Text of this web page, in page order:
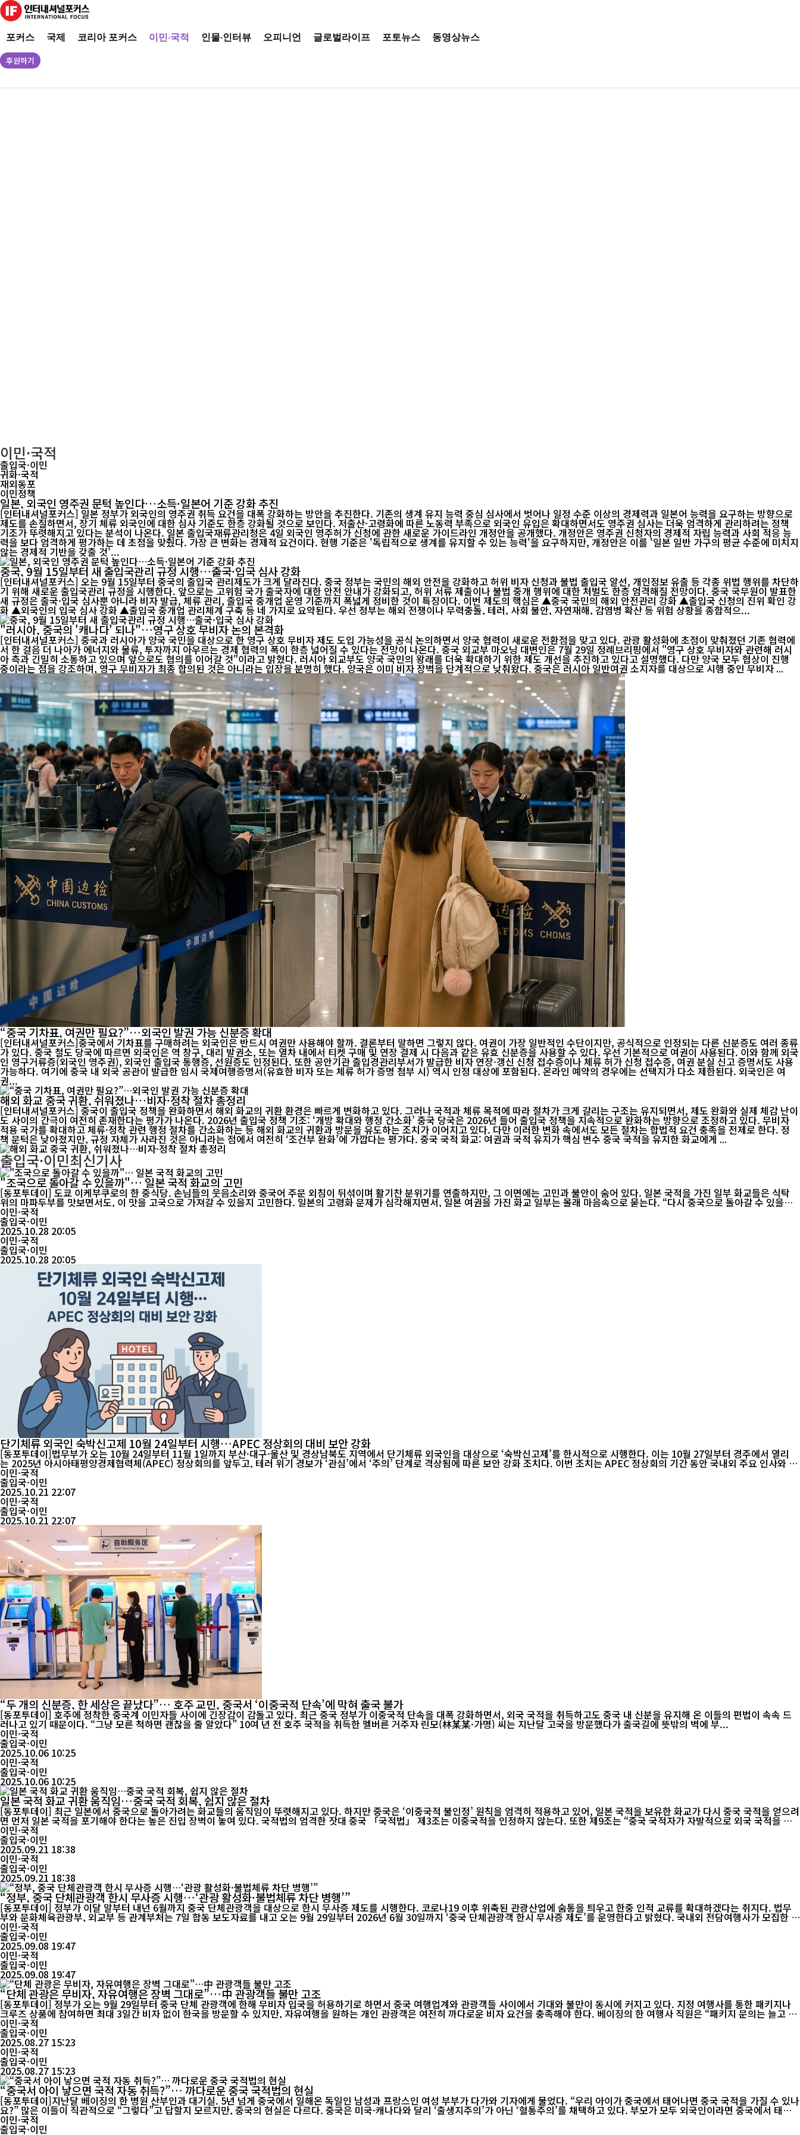
포커스 국제 코리아 포커스 이민·국적 인물·인터뷰 오피니언 글로벌라이프 포토뉴스 동영상뉴스
후원하기
이민·국적
출입국·이민
귀화·국적
재외동포
이민정책
일본, 외국인 영주권 문턱 높인다…소득·일본어 기준 강화 추진
[인터내셔널포커스] 일본 정부가 외국인의 영주권 취득 요건을 대폭 강화하는 방안을 추진한다. 기존의 생계 유지 능력 중심 심사에서 벗어나 일정 수준 이상의 경제력과 일본어 능력을 요구하는 방향으로
제도를 손질하면서, 장기 체류 외국인에 대한 심사 기준도 한층 강화될 것으로 보인다. 저출산·고령화에 따른 노동력 부족으로 외국인 유입은 확대하면서도 영주권 심사는 더욱 엄격하게 관리하려는 정책
기조가 뚜렷해지고 있다는 분석이 나온다. 일본 출입국재류관리청은 4일 외국인 영주허가 신청에 관한 새로운 가이드라인 개정안을 공개했다. 개정안은 영주권 신청자의 경제적 자립 능력과 사회 적응 능
력을 보다 엄격하게 평가하는 데 초점을 맞췄다. 가장 큰 변화는 경제적 요건이다. 현행 기준은 '독립적으로 생계를 유지할 수 있는 능력'을 요구하지만, 개정안은 이를 '일본 일반 가구의 평균 수준에 미치지
않는 경제적 기반을 갖출 것'...
중국, 9월 15일부터 새 출입국관리 규정 시행…출국·입국 심사 강화
[인터내셔널포커스] 오는 9월 15일부터 중국의 출입국 관리제도가 크게 달라진다. 중국 정부는 국민의 해외 안전을 강화하고 허위 비자 신청과 불법 출입국 알선, 개인정보 유출 등 각종 위법 행위를 차단하
기 위해 새로운 출입국관리 규정을 시행한다. 앞으로는 고위험 국가 출국자에 대한 안전 안내가 강화되고, 허위 서류 제출이나 불법 중개 행위에 대한 처벌도 한층 엄격해질 전망이다. 중국 국무원이 발표한
새 규정은 출국·입국 심사뿐 아니라 비자 발급, 체류 관리, 출입국 중개업 운영 기준까지 폭넓게 정비한 것이 특징이다. 이번 제도의 핵심은 ▲중국 국민의 해외 안전관리 강화 ▲출입국 신청의 진위 확인 강
화 ▲외국인의 입국 심사 강화 ▲출입국 중개업 관리체계 구축 등 네 가지로 요약된다. 우선 정부는 해외 전쟁이나 무력충돌, 테러, 사회 불안, 자연재해, 감염병 확산 등 위험 상황을 종합적으...
"러시아, 중국의 '캐나다' 되나"…영구 상호 무비자 논의 본격화
[인터내셔널포커스] 중국과 러시아가 양국 국민을 대상으로 한 영구 상호 무비자 제도 도입 가능성을 공식 논의하면서 양국 협력이 새로운 전환점을 맞고 있다. 관광 활성화에 초점이 맞춰졌던 기존 협력에
서 한 걸음 더 나아가 에너지와 물류, 투자까지 아우르는 경제 협력의 폭이 한층 넓어질 수 있다는 전망이 나온다. 중국 외교부 마오닝 대변인은 7월 29일 정례브리핑에서 "영구 상호 무비자와 관련해 러시
아 측과 긴밀히 소통하고 있으며 앞으로도 협의를 이어갈 것"이라고 밝혔다. 러시아 외교부도 양국 국민의 왕래를 더욱 확대하기 위한 제도 개선을 추진하고 있다고 설명했다. 다만 양국 모두 협상이 진행
중이라는 점을 강조하며, 영구 무비자가 최종 합의된 것은 아니라는 입장을 분명히 했다. 양국은 이미 비자 장벽을 단계적으로 낮춰왔다. 중국은 러시아 일반여권 소지자를 대상으로 시행 중인 무비자 ...
“중국 기차표, 여권만 필요?”…외국인 발권 가능 신분증 확대
[인터내셔널포커스]중국에서 기차표를 구매하려는 외국인은 반드시 여권만 사용해야 할까. 결론부터 말하면 그렇지 않다. 여권이 가장 일반적인 수단이지만, 공식적으로 인정되는 다른 신분증도 여러 종류
가 있다. 중국 철도 당국에 따르면 외국인은 역 창구, 대리 발권소, 또는 열차 내에서 티켓 구매 및 연장 결제 시 다음과 같은 유효 신분증을 사용할 수 있다. 우선 기본적으로 여권이 사용된다. 이와 함께 외국
인 영구거류증(외국인 영주권), 외국인 출입국 통행증, 선원증도 인정된다. 또한 공안기관 출입경관리부서가 발급한 비자 연장·갱신 신청 접수증이나 체류 허가 신청 접수증, 여권 분실 신고 증명서도 사용
가능하다. 여기에 중국 내 외국 공관이 발급한 임시 국제여행증명서(유효한 비자 또는 체류 허가 증명 첨부 시) 역시 인정 대상에 포함된다. 온라인 예약의 경우에는 선택지가 다소 제한된다. 외국인은 여
권...
해외 화교 중국 귀환, 쉬워졌나…비자·정착 절차 총정리
[인터내셔널포커스] 중국이 출입국 정책을 완화하면서 해외 화교의 귀환 환경은 빠르게 변화하고 있다. 그러나 국적과 체류 목적에 따라 절차가 크게 갈리는 구조는 유지되면서, 제도 완화와 실제 체감 난이
도 사이의 간극이 여전히 존재한다는 평가가 나온다. 2026년 출입국 정책 기조: ‘개방 확대와 행정 간소화’ 중국 당국은 2026년 들어 출입국 정책을 지속적으로 완화하는 방향으로 조정하고 있다. 무비자
적용 국가를 확대하고 체류·정착 관련 행정 절차를 간소화하는 등 해외 화교의 귀환과 방문을 유도하는 조치가 이어지고 있다. 다만 이러한 변화 속에서도 모든 절차는 합법적 요건 충족을 전제로 한다. 정
책 문턱은 낮아졌지만, 규정 자체가 사라진 것은 아니라는 점에서 여전히 ‘조건부 완화’에 가깝다는 평가다. 중국 국적 화교: 여권과 국적 유지가 핵심 변수 중국 국적을 유지한 화교에게 ...
출입국·이민최신기사
"조국으로 돌아갈 수 있을까"… 일본 국적 화교의 고민
[동포투데이] 도쿄 이케부쿠로의 한 중식당. 손님들의 웃음소리와 중국어 주문 외침이 뒤섞이며 활기찬 분위기를 연출하지만, 그 이면에는 고민과 불안이 숨어 있다. 일본 국적을 가진 일부 화교들은 식탁
위의 마파두부를 맛보면서도, 이 맛을 고국으로 가져갈 수 있을지 고민한다. 일본의 고령화 문제가 심각해지면서, 일본 여권을 가진 화교 일부는 몰래 마음속으로 묻는다. “다시 중국으로 돌아갈 수 있을
까?” 하지만 중...
이민·국적
출입국·이민
2025.10.28 20:05
이민·국적
출입국·이민
2025.10.28 20:05
단기체류 외국인 숙박신고제 10월 24일부터 시행…APEC 정상회의 대비 보안 강화
[동포투데이]법무부가 오는 10월 24일부터 11월 1일까지 부산·대구·울산 및 경상남북도 지역에서 단기체류 외국인을 대상으로 ‘숙박신고제’를 한시적으로 시행한다. 이는 10월 27일부터 경주에서 열리
는 2025년 아시아태평양경제협력체(APEC) 정상회의를 앞두고, 테러 위기 경보가 ‘관심’에서 ‘주의’ 단계로 격상됨에 따른 보안 강화 조치다. 이번 조치는 APEC 정상회의 기간 동안 국내외 주요 인사와 관
광객의 안전을 ...
이민·국적
출입국·이민
2025.10.21 22:07
이민·국적
출입국·이민
2025.10.21 22:07
“두 개의 신분증, 한 세상은 끝났다”… 호주 교민, 중국서 ‘이중국적 단속’에 막혀 출국 불가
[동포투데이] 호주에 정착한 중국계 이민자들 사이에 긴장감이 감돌고 있다. 최근 중국 정부가 이중국적 단속을 대폭 강화하면서, 외국 국적을 취득하고도 중국 내 신분을 유지해 온 이들의 편법이 속속 드
러나고 있기 때문이다. “그냥 모른 척하면 괜찮을 줄 알았다” 10여 년 전 호주 국적을 취득한 멜버른 거주자 린모(林某某·가명) 씨는 지난달 고국을 방문했다가 출국길에 뜻밖의 벽에 부...
이민·국적
출입국·이민
2025.10.06 10:25
이민·국적
출입국·이민
2025.10.06 10:25
일본 국적 화교 귀환 움직임…중국 국적 회복, 쉽지 않은 절차
[동포투데이] 최근 일본에서 중국으로 돌아가려는 화교들의 움직임이 뚜렷해지고 있다. 하지만 중국은 ‘이중국적 불인정’ 원칙을 엄격히 적용하고 있어, 일본 국적을 보유한 화교가 다시 중국 국적을 얻으려
면 먼저 일본 국적을 포기해야 한다는 높은 진입 장벽이 놓여 있다. 국적법의 엄격한 잣대 중국 「국적법」 제3조는 이중국적을 인정하지 않는다. 또한 제9조는 “중국 국적자가 자발적으로 외국 국적을 취
득...
이민·국적
출입국·이민
2025.09.21 18:38
이민·국적
출입국·이민
2025.09.21 18:38
“정부, 중국 단체관광객 한시 무사증 시행…‘관광 활성화·불법체류 차단 병행’”
[동포투데이] 정부가 이달 말부터 내년 6월까지 중국 단체관광객을 대상으로 한시 무사증 제도를 시행한다. 코로나19 이후 위축된 관광산업에 숨통을 틔우고 한중 인적 교류를 확대하겠다는 취지다. 법무
부와 문화체육관광부, 외교부 등 관계부처는 7일 합동 보도자료를 내고 오는 9월 29일부터 2026년 6월 30일까지 ‘중국 단체관광객 한시 무사증 제도’를 운영한다고 밝혔다. 국내외 전담여행사가 모집한 3
인 이상 단체관광...
이민·국적
출입국·이민
2025.09.08 19:47
이민·국적
출입국·이민
2025.09.08 19:47
“단체 관광은 무비자, 자유여행은 장벽 그대로”…中 관광객들 불만 고조
[동포투데이] 정부가 오는 9월 29일부터 중국 단체 관광객에 한해 무비자 입국을 허용하기로 하면서 중국 여행업계와 관광객들 사이에서 기대와 불만이 동시에 커지고 있다. 지정 여행사를 통한 패키지나
크루즈 상품에 참여하면 최대 3일간 비자 없이 한국을 방문할 수 있지만, 자유여행을 원하는 개인 관광객은 여전히 까다로운 비자 요건을 충족해야 한다. 베이징의 한 여행사 직원은 “패키지 문의는 늘고 있
지만 자유여...
이민·국적
출입국·이민
2025.08.27 15:23
이민·국적
출입국·이민
2025.08.27 15:23
“중국서 아이 낳으면 국적 자동 취득?”… 까다로운 중국 국적법의 현실
[동포투데이]지난달 베이징의 한 병원 산부인과 대기실. 5년 넘게 중국에서 일해온 독일인 남성과 프랑스인 여성 부부가 다가와 기자에게 물었다. “우리 아이가 중국에서 태어나면 중국 국적을 가질 수 있나
요?” 많은 이들이 직관적으로 “그렇다”고 답할지 모르지만, 중국의 현실은 다르다. 중국은 미국·캐나다와 달리 ‘출생지주의’가 아닌 ‘혈통주의’를 채택하고 있다. 부모가 모두 외국인이라면 중국에서 태어
난 아이라도...
이민·국적
출입국·이민